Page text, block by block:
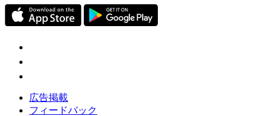
広告掲載
フィードバック